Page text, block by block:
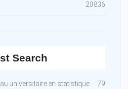
20836
Search
universitaire en statistique 79